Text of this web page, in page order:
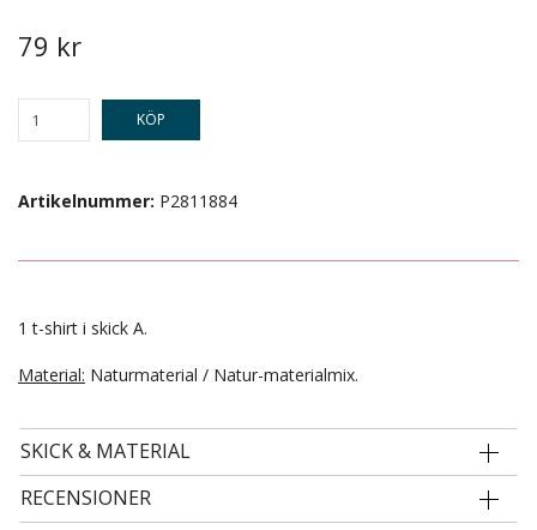
79 kr
KÖP
Artikelnummer: P2811884
1 t-shirt i skick A.
Material: Naturmaterial / Natur-materialmix.
SKICK & MATERIAL
RECENSIONER